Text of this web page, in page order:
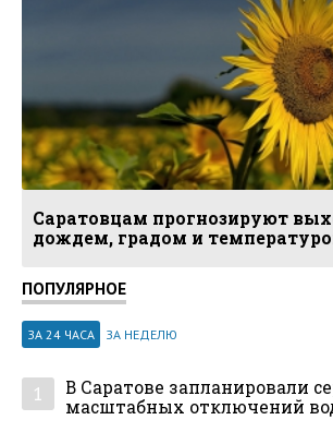
Саратовцам прогнозируют
дождем, градом и
ПОПУЛЯРНОЕ
ЗА 24 ЧАСА ЗА НЕДЕЛЮ
1
В Саратове запланировали
масштабных отключений